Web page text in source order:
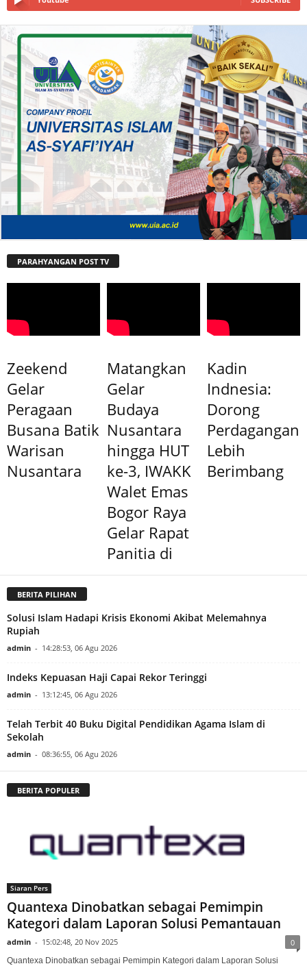
PARAHYANGAN POST TV
Zeekend
Gelar
Peragaan
Busana Batik
Warisan
Nusantara
Matangkan
Gelar
Budaya
Nusantara
hingga HUT
ke-3, IWAKK
Walet Emas
Bogor Raya
Gelar Rapat
Panitia di
Kadin
Indnesia:
Dorong
Perdagangan
Lebih
Berimbang
BERITA PILIHAN
Solusi Islam Hadapi Krisis Ekonomi Akibat Melemahnya
Rupiah
admin - 14:28:53, 06 Agu 2026
Indeks Kepuasan Haji Capai Rekor Teringgi
admin - 13:12:45, 06 Agu 2026
Telah Terbit 40 Buku Digital Pendidikan Agama Islam di
Sekolah
admin - 08:36:55, 06 Agu 2026
BERITA POPULER
Siaran Pers
Quantexa Dinobatkan sebagai Pemimpin
Kategori dalam Laporan Solusi Pemantauan
admin - 15:02:48, 20 Nov 2025 0
Quantexa Dinobatkan sebagai Pemimpin Kategori dalam Laporan Solusi